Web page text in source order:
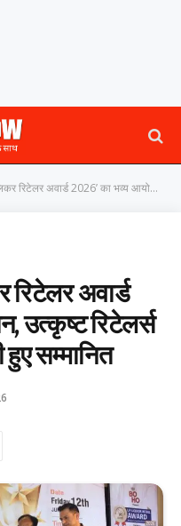
2026’ का भव्य आयोजन, उत्कृष्ट रिटेलर्स और आबकारी अधिकारी हुए सम्मानित
रिटेलर अवार्ड
उत्कृष्ट रिटेलर्स
सम्मानित